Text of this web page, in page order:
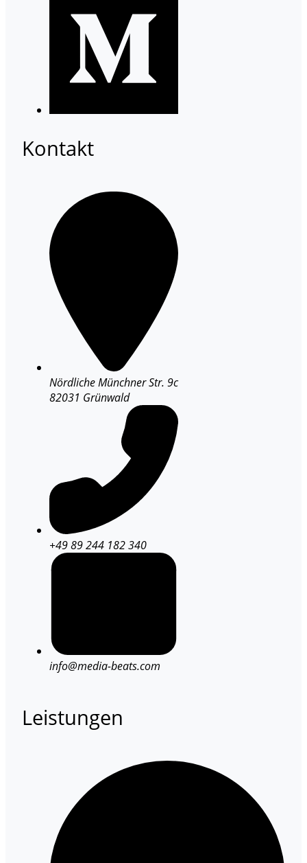
Kontakt
Nördliche Münchner Str. 9c
82031 Grünwald
+49 89 244 182 340
info@media-beats.com
Leistungen